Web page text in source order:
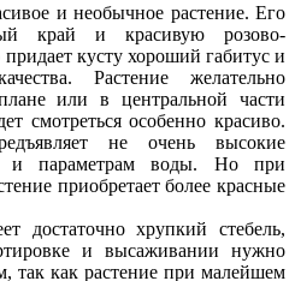
и необычное растение. Его
край и красивую розово-
кусту хороший габитус и
Растение желательно
или в центральной части
смотреться особенно красиво.
не очень высокие
и параметрам воды. Но при
приобретает более красные
достаточно хрупкий стебель,
и высаживании нужно
так как растение при малейшем